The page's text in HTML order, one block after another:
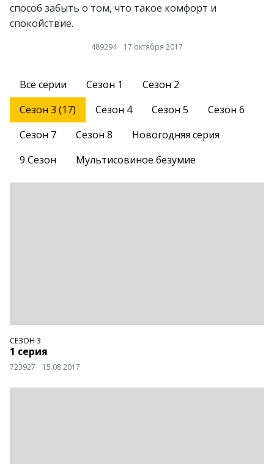
способ забыть о том, что такое комфорт и
спокойствие.
489294 17 октября 2017
Все серии Сезон 1
Сезон 2
Сезон 3 (17)
Сезон 4 Сезон 5
Сезон 6
Сезон 7
Сезон 8
Новогодняя серия
9 Сезон
Мультисовиное безумие
СЕЗОН 3
1 серия
723927 15.08.2017